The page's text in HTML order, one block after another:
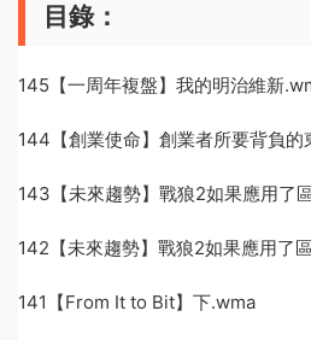
目錄：
145【一周年複盤】我的明治維新
144【創業使命】創業者所要背負的
143【未來趨勢】戰狼2如果應用了
142【未來趨勢】戰狼2如果應用了
141【From It to Bit】下.wma